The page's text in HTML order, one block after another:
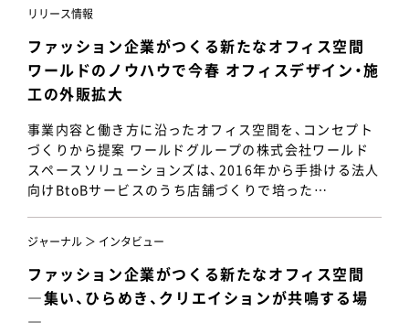
リリース情報
ファッション企業がつくる新たなオフィス空間
ワールドのノウハウで今春 オフィスデザイン・施
工の外販拡大
事業内容と働き方に沿ったオフィス空間を、コンセプト
づくりから提案 ワールドグループの株式会社ワールド
スペースソリューションズは、2016年から手掛ける法人
向けBtoBサービスのうち店舗づくりで培った…
ジャーナル ＞ インタビュー
ファッション企業がつくる新たなオフィス空間
―集い、ひらめき、クリエイションが共鳴する場
―